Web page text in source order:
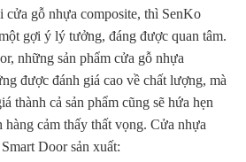
cửa gỗ nhựa composite, thì SenKo
gợi ý lý tưởng, đáng được quan tâm.
những sản phẩm cửa gỗ nhựa
được đánh giá cao về chất lượng, mà
thành cả sản phẩm cũng sẽ hứa hẹn
cảm thấy thất vọng. Cửa nhựa
Door sản xuất: